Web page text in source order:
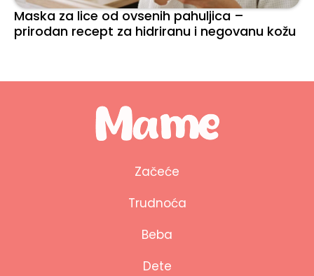
Maska za lice od ovsenih pahuljica –
prirodan recept za hidriranu i negovanu kožu
Začeće
Trudnoća
Beba
Dete